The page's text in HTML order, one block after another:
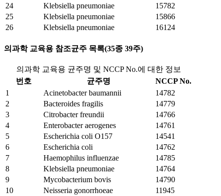
24
Klebsiella pneumoniae
15782
25
Klebsiella pneumoniae
15866
26
Klebsiella pneumoniae 16124
의과학 교육용 참조균주 목록(35종 39주)
의과학 교육용 균주명 및 NCCP No.에 대한 정보
번호
균주명
NCCP No.
1
Acinetobacter baumannii
14782
2
Bacteroides fragilis
14779
3
Citrobacter freundii
14766
4
Enterobacter aerogenes
14761
5
Escherichia coli O157
14541
6
Escherichia coli
14762
7
Haemophilus influenzae
14785
8
Klebsiella pneumoniae
14764
9
Mycobacterium bovis
14790
10
Neisseria gonorrhoeae
11945